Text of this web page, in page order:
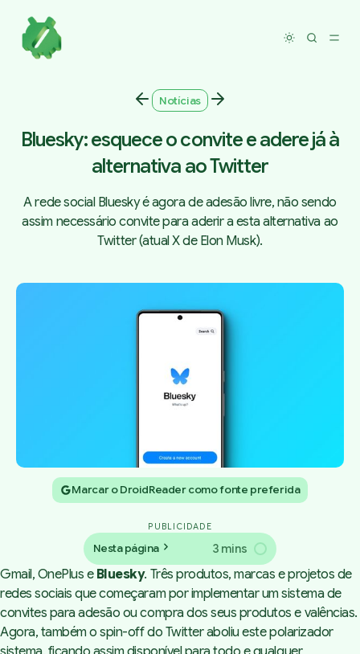
Toggle
Notícias
Bluesky: esquece o convite e adere já à
alternativa ao Twitter
A rede social Bluesky é agora de adesão livre, não sendo
assim necessário convite para aderir a esta alternativa ao
Twitter (atual X de Elon Musk).
Marcar o DroidReader como fonte preferida
PUBLICIDADE
Nesta página 3 mins
Gmail, OnePlus e Bluesky. Três produtos, marcas e projetos de
redes sociais que começaram por implementar um sistema de
convites para adesão ou compra dos seus produtos e valências.
Agora, também ospin-offdo Twitter aboliu este polarizador